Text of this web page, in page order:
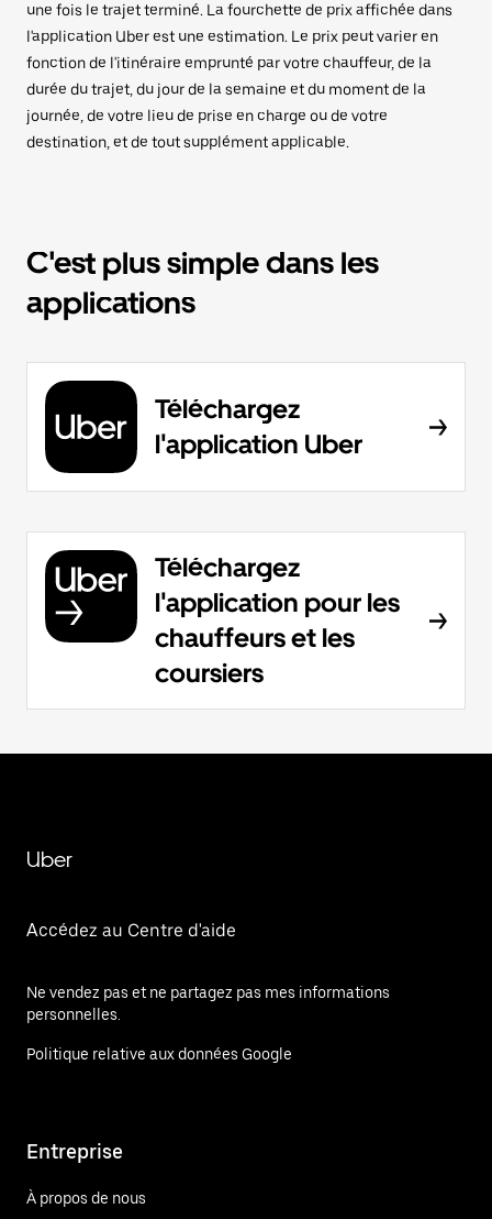
une fois le trajet terminé. La fourchette de prix affichée dans
l'application Uber est une estimation. Le prix peut varier en
fonction de l'itinéraire emprunté par votre chauffeur, de la
durée du trajet, du jour de la semaine et du moment de la
journée, de votre lieu de prise en charge ou de votre
destination, et de tout supplément applicable.
C'est plus simple dans les
applications
Téléchargez
l'application Uber
Téléchargez
l'application pour les
chauffeurs et les
coursiers
Uber
Accédez au Centre d'aide
Ne vendez pas et ne partagez pas mes informations
personnelles.
Politique relative aux données Google
Entreprise
À propos de nous